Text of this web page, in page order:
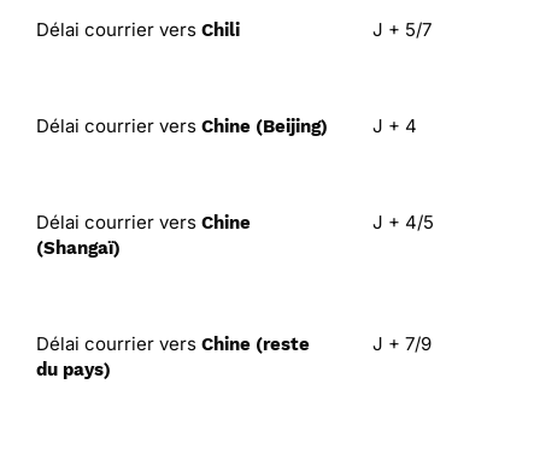
Délai courrier vers Chili J + 5/7
Délai courrier vers Chine (Beijing) J + 4
Délai courrier vers Chine
(Shangaï)
J + 4/5
Délai courrier vers Chine (reste
du pays)
J + 7/9